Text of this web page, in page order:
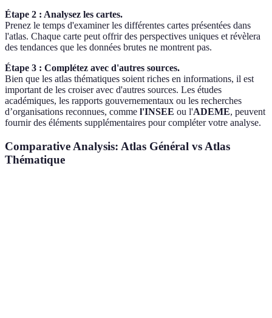
Étape 2 : Analysez les cartes.
Prenez le temps d'examiner les différentes cartes présentées dans
l'atlas. Chaque carte peut offrir des perspectives uniques et révèlera
des tendances que les données brutes ne montrent pas.
Étape 3 : Complétez avec d'autres sources.
Bien que les atlas thématiques soient riches en informations, il est
important de les croiser avec d'autres sources. Les études
académiques, les rapports gouvernementaux ou les recherches
d’organisations reconnues, comme l'INSEE ou l'ADEME, peuvent
fournir des éléments supplémentaires pour compléter votre analyse.
Comparative Analysis: Atlas Général vs Atlas
Thématique